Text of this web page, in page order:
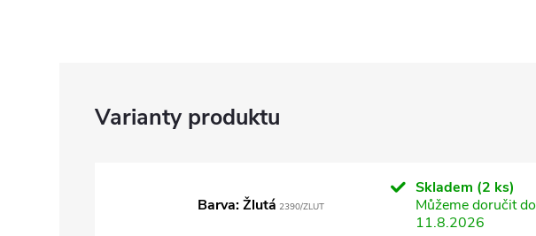
Barva: Žlutá 2390/ZLUT
Skladem (2 ks)
Můžeme doručit do
11.8.2026